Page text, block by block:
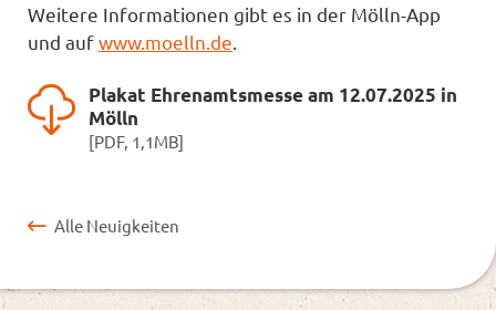
Weitere Informationen gibt es in der Mölln-App
und aufwww.moelln.de
Plakat Ehrenamtsmesse am 12.07.2025 in
Mölln
[PDF, 1,1MB]
Alle Neuigkeiten